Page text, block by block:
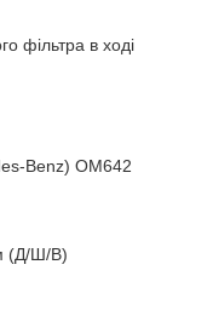
фільтра в ході
Benz) ОМ642
(Д/Ш/В)